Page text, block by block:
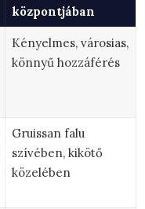
központjában
Kényelmes, városias,
könnyű hozzáférés
Gruissan falu
szívében, kikötő
közelében